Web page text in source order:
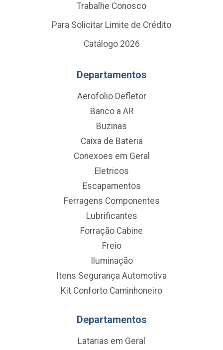
Trabalhe Conosco
Para Solicitar Limite de Crédito
Catálogo 2026
Departamentos
Aerofolio Defletor
Banco a AR
Buzinas
Caixa de Bateria
Conexoes em Geral
Eletricos
Escapamentos
Ferragens Componentes
Lubrificantes
Forração Cabine
Freio
Iluminação
Itens Segurança Automotiva
Kit Conforto Caminhoneiro
Departamentos
Latarias em Geral